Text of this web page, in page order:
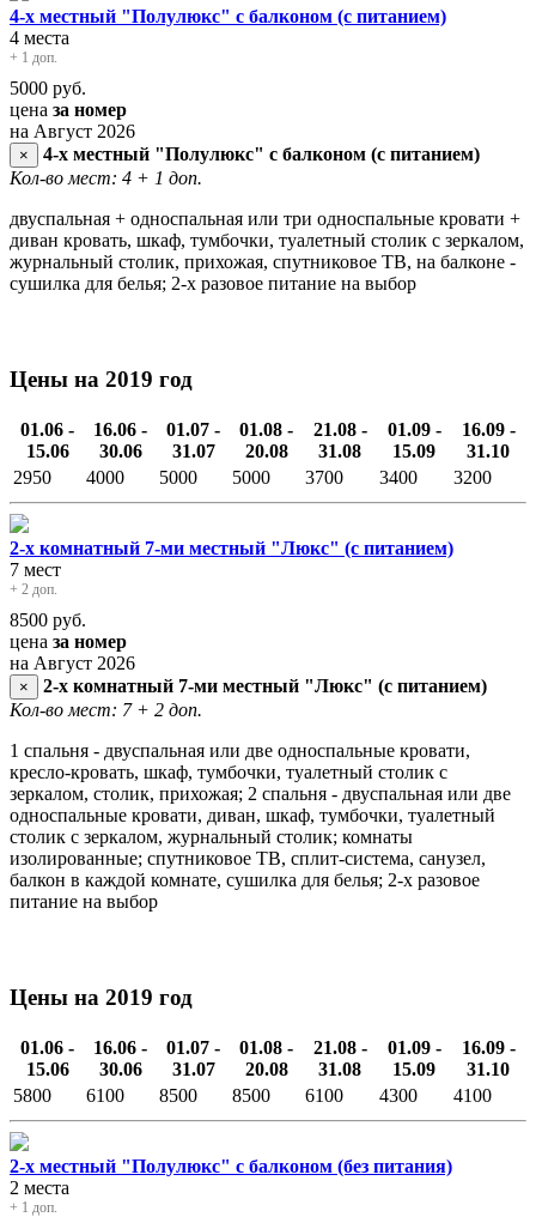
4-х местный "Полулюкс" с балконом (с питанием)
4 места
+ 1 доп.
5000 руб.
цена за номер
на Август 2026
×
4-х местный "Полулюкс" с балконом (с питанием)
Кол-во мест: 4 + 1 доп.
двуспальная + односпальная или три односпальные кровати +
диван кровать, шкаф, тумбочки, туалетный столик с зеркалом,
журнальный столик, прихожая, спутниковое ТВ, на балконе -
сушилка для белья; 2-х разовое питание на выбор
Цены на 2019 год
01.06 -
15.06
16.06 -
30.06
01.07 -
31.07
01.08 -
20.08
21.08 -
31.08
01.09 -
15.09
16.09 -
31.10
2950
4000 5000 5000 3700 3400 3200
2-х комнатный 7-ми местный "Люкс" (с питанием)
7 мест
+ 2 доп.
8500 руб.
цена за номер
на Август 2026
×
2-х комнатный 7-ми местный "Люкс" (с питанием)
Кол-во мест: 7 + 2 доп.
1 спальня - двуспальная или две односпальные кровати,
кресло-кровать, шкаф, тумбочки, туалетный столик с
зеркалом, столик, прихожая; 2 спальня - двуспальная или две
односпальные кровати, диван, шкаф, тумбочки, туалетный
столик с зеркалом, журнальный столик; комнаты
изолированные; спутниковое ТВ, сплит-система, санузел,
балкон в каждой комнате, сушилка для белья; 2-х разовое
питание на выбор
Цены на 2019 год
01.06 -
15.06
16.06 -
30.06
01.07 -
31.07
01.08 -
20.08
21.08 -
31.08
01.09 -
15.09
16.09 -
31.10
5800
6100 8500 8500 6100 4300 4100
2-х местный "Полулюкс" с балконом (без питания)
2 места
+ 1 доп.